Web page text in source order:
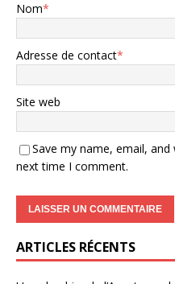
Nom*
Adresse de contact*
Site web
Save my name, email,
next time I comment.
ARTICLES RÉCENTS